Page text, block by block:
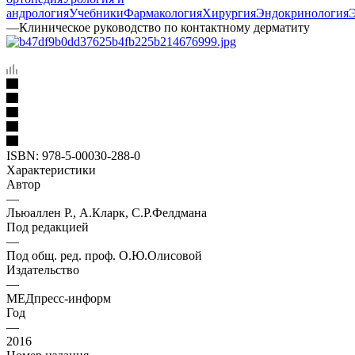
андрологияУчебникиФармакологияХирургияЭндокринология
—Клиническое руководство по контактному дерматиту
ISBN: 978-5-00030-288-0
Характеристики
Автор
—
Льюаллен Р., А.Кларк, С.Р.Фелдмана
Под редакцией
—
Под общ. ред. проф. О.Ю.Олисовой
Издательство
—
МЕДпресс-информ
Год
—
2016